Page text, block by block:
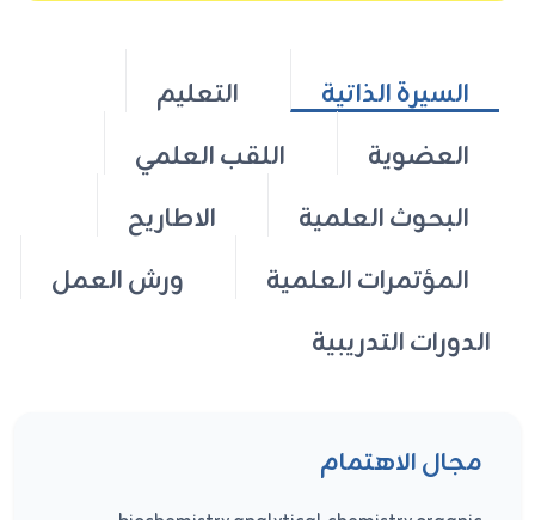
السيرة الذاتية
التعليم
العضوية
اللقب العلمي
البحوث العلمية
الاطاريح
المؤتمرات العلمية
ورش العمل
الدورات التدريبية
مجال الاهتمام